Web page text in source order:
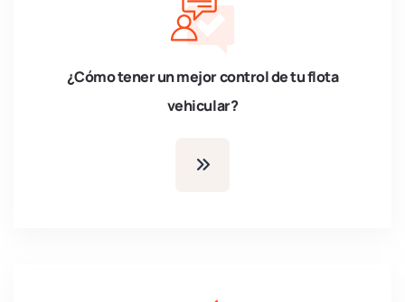
¿Cómo tener un mejor control de tu flota
vehicular?